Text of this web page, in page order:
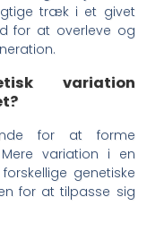
træk i et givet
for at overleve og
variation
for at forme
variation i en
genetiske
for at tilpasse sig